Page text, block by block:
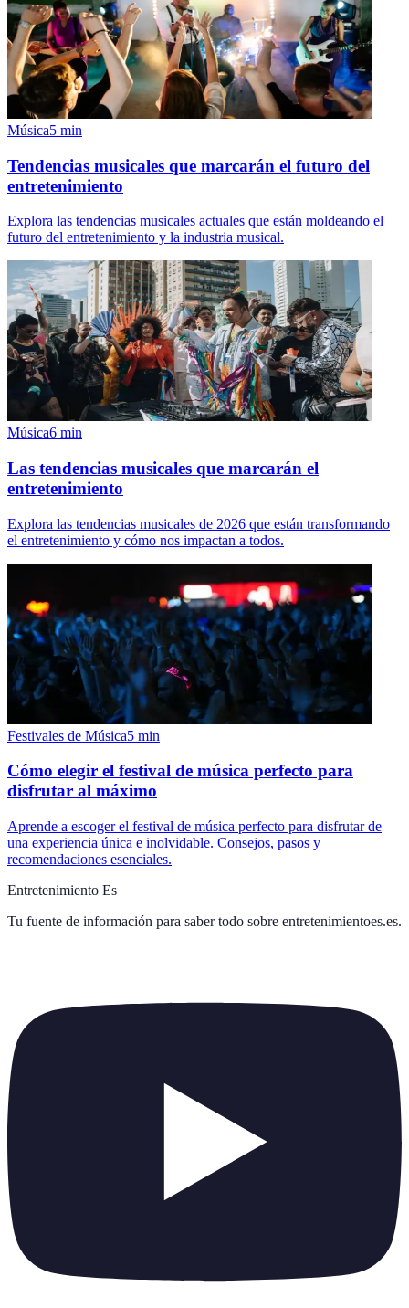
Música5 min
Tendencias musicales que marcarán el futuro del
entretenimiento
Explora las tendencias musicales actuales que están moldeando el
futuro del entretenimiento y la industria musical.
Música6 min
Las tendencias musicales que marcarán el
entretenimiento
Explora las tendencias musicales de 2026 que están transformando
el entretenimiento y cómo nos impactan a todos.
Festivales de Música5 min
Cómo elegir el festival de música perfecto para
disfrutar al máximo
Aprende a escoger el festival de música perfecto para disfrutar de
una experiencia única e inolvidable. Consejos, pasos y
recomendaciones esenciales.
Entretenimiento Es
Tu fuente de información para saber todo sobre entretenimientoes.es.